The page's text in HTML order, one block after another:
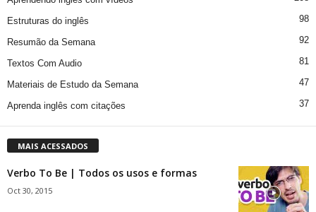
Estruturas do inglês 98
Resumão da Semana 92
Textos Com Audio 81
Materiais de Estudo da Semana 47
Aprenda inglês com citações 37
MAIS ACESSADOS
Verbo To Be | Todos os usos e formas
Oct 30, 2015